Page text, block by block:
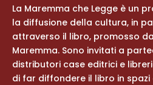
La Maremma che Legge è un
la diffusione della cultura, in
attraverso il libro, promosso
Maremma. Sono invitati a
distributori case editrici e
di far diffondere il libro in